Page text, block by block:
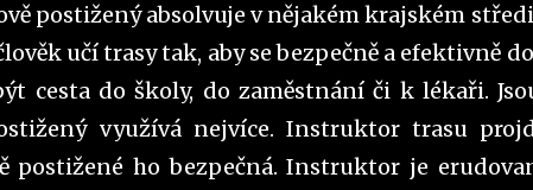
postižený absolvuje v nějakém krajském
učí trasy tak, aby se bezpečně a efektivně
cesta do školy, do zaměstnání či k lékaři.
využívá nejvíce. Instruktor trasu
postižené ho bezpečná. Instruktor je